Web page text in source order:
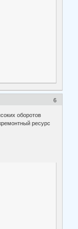
6
оборотов
ресурс